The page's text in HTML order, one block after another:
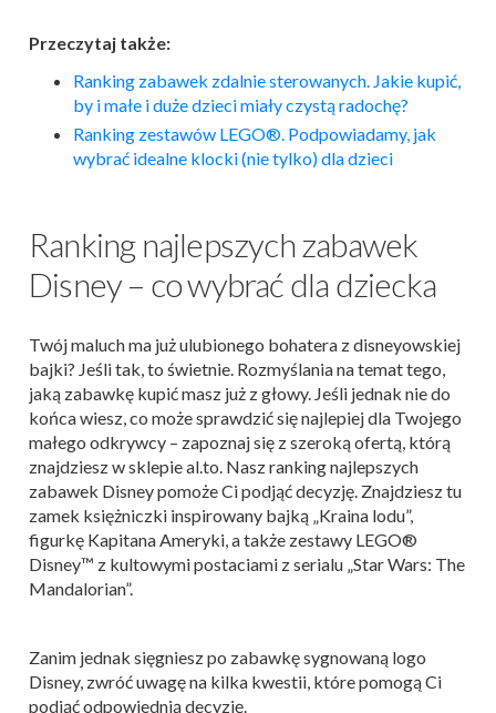
Przeczytaj także:
Ranking zabawek zdalnie sterowanych. Jakie kupić,
by i małe i duże dzieci miały czystą radochę?
Ranking zestawów LEGO®. Podpowiadamy, jak
wybrać idealne klocki (nie tylko) dla dzieci
Ranking najlepszych zabawek
Disney – co wybrać dla dziecka
Twój maluch ma już ulubionego bohatera z disneyowskiej
bajki? Jeśli tak, to świetnie. Rozmyślania na temat tego,
jaką zabawkę kupić masz już z głowy. Jeśli jednak nie do
końca wiesz, co może sprawdzić się najlepiej dla Twojego
małego odkrywcy – zapoznaj się z szeroką ofertą, którą
znajdziesz w sklepie al.to. Nasz ranking najlepszych
zabawek Disney pomoże Ci podjąć decyzję. Znajdziesz tu
zamek księżniczki inspirowany bajką „Kraina lodu”,
figurkę Kapitana Ameryki, a także zestawy LEGO®
Disney™ z kultowymi postaciami z serialu „Star Wars: The
Mandalorian”.
Zanim jednak sięgniesz po zabawkę sygnowaną logo
Disney, zwróć uwagę na kilka kwestii, które pomogą Ci
podjąć odpowiednią decyzję.